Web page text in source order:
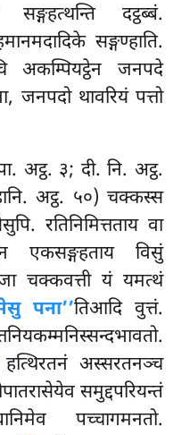
सङ्गहत्थन्ति दट्ठब्बं.
सङ्गण्हाति.
अकम्पियट्ठेन जनपदे
जनपदो थावरियं पत्तो
अट्ठ. ३; दी. नि. अट्ठ.
अट्ठ. ५०) चक्कस्स
रतिनिमित्तताय वा
एकसङ्गहताय विसुं
चक्कवत्ती यं यमत्थं
पना’’तिआदि वुत्तं.
अस्सरतनञ्च
समुद्दपरियन्तं
पच्चागमनतो.